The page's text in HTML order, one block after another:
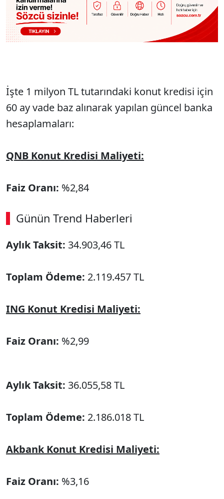
İşte 1 milyon TL tutarındaki konut kredisi için
60 ay vade baz alınarak yapılan güncel banka
hesaplamaları:
QNB Konut Kredisi Maliyeti:
Faiz Oranı: %2,84
Günün Trend Haberleri
Aylık Taksit: 34.903,46 TL
Toplam Ödeme: 2.119.457 TL
ING Konut Kredisi Maliyeti:
Faiz Oranı: %2,99
Aylık Taksit: 36.055,58 TL
Toplam Ödeme: 2.186.018 TL
Akbank Konut Kredisi Maliyeti:
Faiz Oranı: %3,16